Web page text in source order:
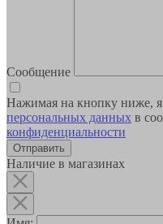
Сообщение
Нажимая на кнопку ниже,
персональных данных в
конфиденциальности
Наличие в магазинах